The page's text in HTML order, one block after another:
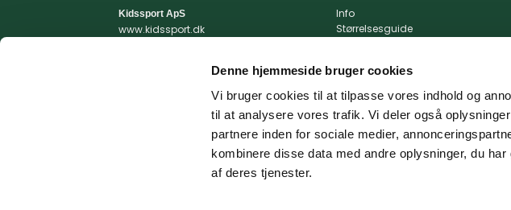
Denne hjemmeside bruger cookies
Vi bruger cookies til at tilpasse vores indhold og
til at analysere vores trafik. Vi deler også
partnere inden for sociale medier,
kombinere disse data med andre oplysninger, du
af deres tjenester.
Kidssport ApS
www.kidssport.dk
Info
Størrelsesguide
Min konto
Retur
Returportal
Fragt og levering